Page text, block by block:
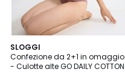
SLOGGI
Confezione da 2+1 in omaggio
- Culotte alte GO DAILY COTTON
4.7
/ 5
3
Colori